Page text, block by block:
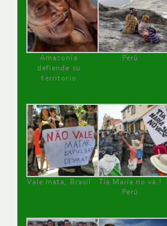
Amazonía
defiende su
territorio
Perú
Vale mata, Brasil
Tía María no va !
Perú